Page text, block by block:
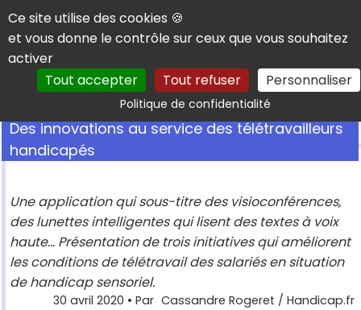
Panneau de gestion des cookies
Ce site utilise des cookies 🍪
et vous donne le contrôle sur ceux que vous souhaitez
activer
Tout accepter
Tout refuser Personnaliser
Politique de confidentialitéRechercher
Des innovations au service des télétravailleurs
handicapés
Une application qui sous-titre des visioconférences,
des lunettes intelligentes qui lisent des textes à voix
haute... Présentation de trois initiatives qui améliorent
les conditions de télétravail des salariés en situation
de handicap sensoriel.
30 avril 2020 • Par Cassandre Rogeret / Handicap.fr